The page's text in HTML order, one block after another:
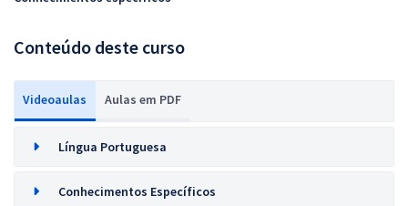
Conteúdo deste curso
Videoaulas Aulas em PDF
Língua Portuguesa
Conhecimentos Específicos